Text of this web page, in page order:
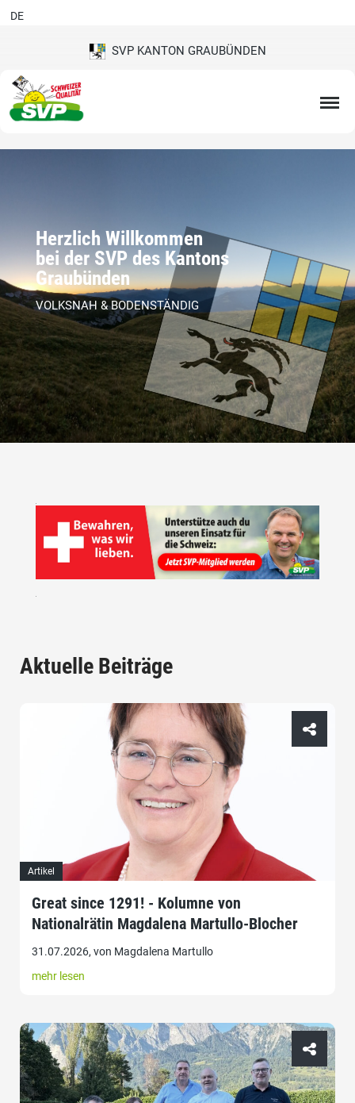
SVP KANTON GRAUBÜNDEN
DE
Herzlich Willkommen
bei der SVP des Kantons
Graubünden
VOLKSNAH & BODENSTÄNDIG
Aktuelle Beiträge
Artikel
Great since 1291! - Kolumne von
Nationalrätin Magdalena Martullo-Blocher
31.07.2026, von Magdalena Martullo
mehr lesen